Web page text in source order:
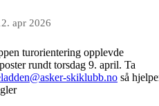
apr 2026
turorientering opplevde
rundt torsdag 9. april. Ta
skiklubb.no så